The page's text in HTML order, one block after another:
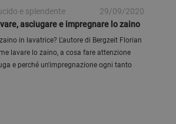
e splendente
29/09/2020
asciugare e impregnare lo zaino
in lavatrice? L'autore di Bergzeit Florian
lavare lo zaino, a cosa fare attenzione
e perché un'impregnazione ogni tanto